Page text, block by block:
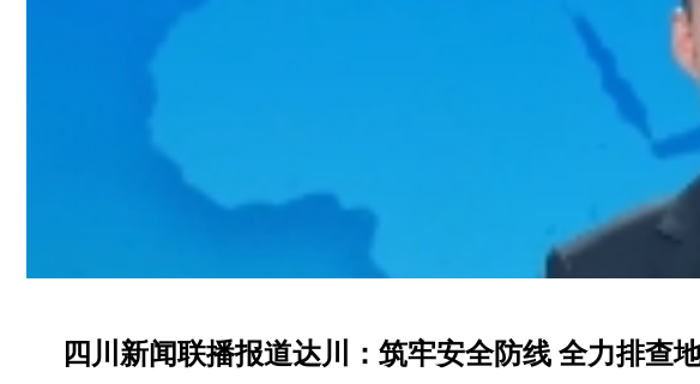
四川新闻联播报道达川：筑牢安全防线 全力排查